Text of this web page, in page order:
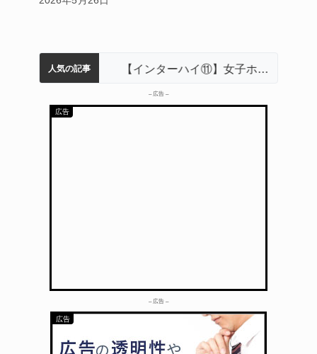
人気の記事
中学校の陶壁モニュメント 地元建設会社がボランティアで清掃 伊賀
名張市立病院のDMAT、熊本地震の被災地へ 能登以来3回目の派遣
【インターハイ⑨】ソフトテニス ミス減らし上位狙う 近大高専
リレーで東海中学総体へ 伊賀・名張 【インターハイ⑪】女子ホッケー 悲願の初出場、個性生かす 名張青峰
– 広告 –
– 広告 –